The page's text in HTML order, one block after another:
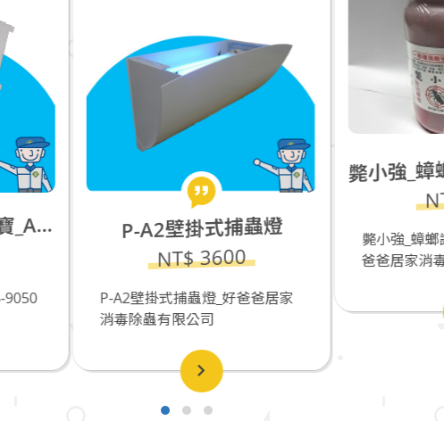
壁掛式捕蟲燈
掛式捕蟲燈_好爸爸居家
斃小強_蟑螂誘殺(餌劑250g)_缺貨中
NT$ 680
斃小強_蟑螂誘殺(餌劑250g)_好
爸爸居家消毒除蟲有限公司